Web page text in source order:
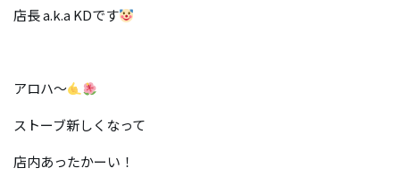
店長 a.k.a KDです
アロハ〜
ストーブ新しくなって
店内あったかーい！